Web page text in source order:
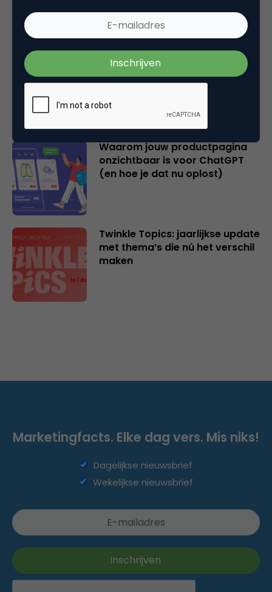
Hoe AI zoeken en vinden op
internet fundamenteel
verandert
Waarom jouw productpagina
onzichtbaar is voor ChatGPT
(en hoe je dat nu oplost)
Twinkle Topics: jaarlijkse update
met thema’s die nú het verschil
maken
Marketingfacts. Elke dag vers. Mis niks!
Dagelijkse nieuwsbrief
Wekelijkse nieuwsbrief